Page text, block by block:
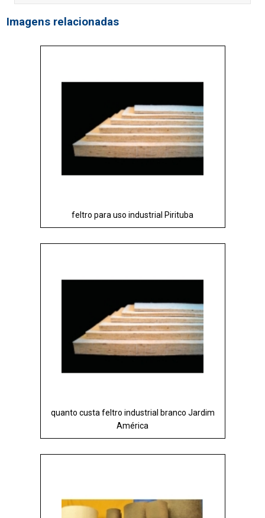
Imagens relacionadas
feltro para uso industrial Pirituba
quanto custa feltro industrial branco Jardim
América